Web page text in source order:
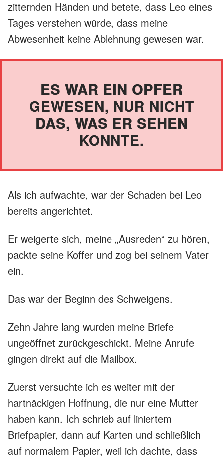
zitternden Händen und betete, dass Leo eines
Tages verstehen würde, dass meine
Abwesenheit keine Ablehnung gewesen war.
ES WAR EIN OPFER
GEWESEN, NUR NICHT
DAS, WAS ER SEHEN
KONNTE.
Als ich aufwachte, war der Schaden bei Leo
bereits angerichtet.
Er weigerte sich, meine „Ausreden“ zu hören,
packte seine Koffer und zog bei seinem Vater
ein.
Das war der Beginn des Schweigens.
Zehn Jahre lang wurden meine Briefe
ungeöffnet zurückgeschickt. Meine Anrufe
gingen direkt auf die Mailbox.
Zuerst versuchte ich es weiter mit der
hartnäckigen Hoffnung, die nur eine Mutter
haben kann. Ich schrieb auf liniertem
Briefpapier, dann auf Karten und schließlich
auf normalem Papier, weil ich dachte, dass